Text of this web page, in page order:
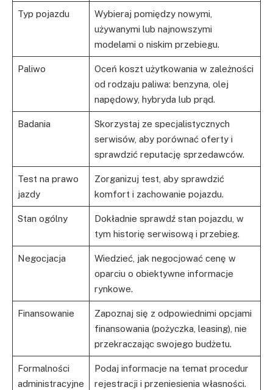
Typ pojazdu
Wybieraj pomiędzy nowymi,
używanymi lub najnowszymi
modelami o niskim przebiegu.
Paliwo
Oceń koszt użytkowania w zależności
od rodzaju paliwa: benzyna, olej
napędowy, hybryda lub prąd.
Badania
Skorzystaj ze specjalistycznych
serwisów, aby porównać oferty i
sprawdzić reputację sprzedawców.
Test na prawo
jazdy
Zorganizuj test, aby sprawdzić
komfort i zachowanie pojazdu.
Stan ogólny
Dokładnie sprawdź stan pojazdu, w
tym historię serwisową i przebieg.
Negocjacja
Wiedzieć, jak negocjować cenę w
oparciu o obiektywne informacje
rynkowe.
Finansowanie
Zapoznaj się z odpowiednimi opcjami
finansowania (pożyczka, leasing), nie
przekraczając swojego budżetu.
Formalności
administracyjne
Podaj informacje na temat procedur
rejestracji i przeniesienia własności.